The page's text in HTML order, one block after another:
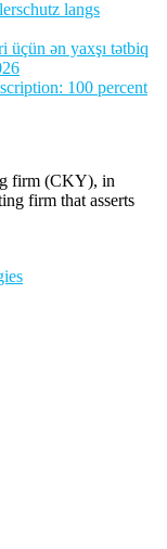
langs
üçün ən yaxşı tətbiq
100 percent
firm (CKY), in
firm that asserts